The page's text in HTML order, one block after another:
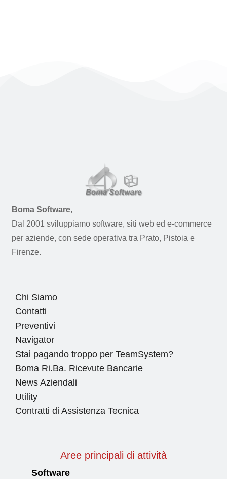
Boma Software,
Dal 2001 sviluppiamo software, siti web ed e-commerce
per aziende, con sede operativa tra Prato, Pistoia e
Firenze.
Chi Siamo
Contatti
Preventivi
Navigator
Stai pagando troppo per TeamSystem?
Boma Ri.Ba. Ricevute Bancarie
News Aziendali
Utility
Contratti di Assistenza Tecnica
Aree principali di attività
Software